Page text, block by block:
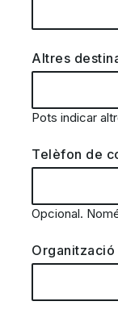
Altres
Pots indicar
Telèfon de
Opcional.
Organització